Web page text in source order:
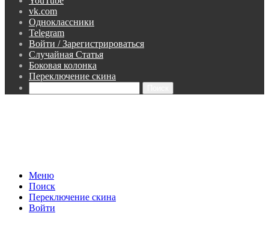
vk.com
Одноклассники
Telegram
Войти / Зарегистрироваться
Случайная Статья
Боковая колонка
Переключение скина
Меню
Поиск
Переключение скина
Войти